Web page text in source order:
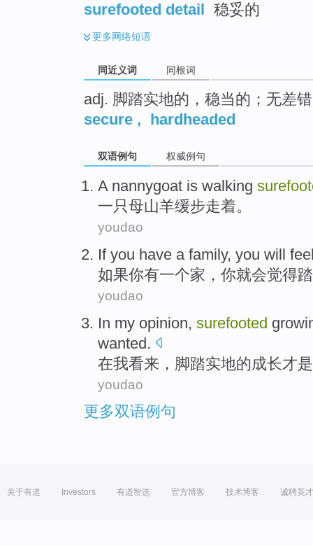
surefooted detail
稳妥的
更多网络短语
同近义词 同根词
adj. 脚踏实地的，稳当的；无差
secure , hardheaded
双语例句 权威例句
A nannygoat is walking
一只母山羊缓步走着。
youdao
If you have a family, you will
如果你有一个家 ，你就会觉得
youdao
In my opinion, surefooted
wanted.
在我看来 ， 脚踏实地的成长才
youdao
更多双语例句
关于有道 Investors 有道智选 官方博客 技术博客 诚聘英才